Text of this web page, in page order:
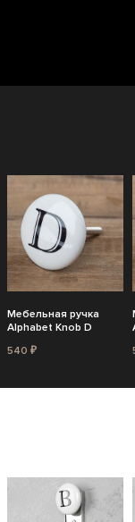
Мебельная ручка
Alphabet Knob D
540 ₽